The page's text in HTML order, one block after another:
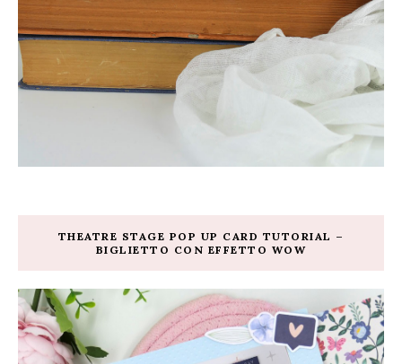
THEATRE STAGE POP UP CARD TUTORIAL –
BIGLIETTO CON EFFETTO WOW